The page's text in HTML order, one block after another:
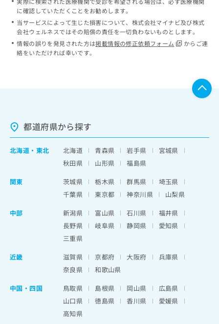
に確認していただくことをお勧めします。
当サービスによって生じた損害について、株式会社マイナビ及び株式
会社ウェルネスではその賠償の責任を一切負わないものとします。
情報の誤りを発見された方は掲載情報の修正依頼フォーム
からご連
絡をいただければ幸いです。
都道府県から探す
北海道 ・ 東北 北海道 青森県 岩手県
宮城県
秋田県
山形県
福島県
関東
茨城県 栃木県 群馬県
埼玉県
千葉県
東京都 神奈川県
山梨県
中部
新潟県 富山県 石川県
福井県
長野県
岐阜県 静岡県
愛知県
三重県
近畿
滋賀県 京都府 大阪府
兵庫県
奈良県
和歌山県
中国・四国
鳥取県 島根県 岡山県
広島県
山口県
徳島県 香川県
愛媛県
高知県